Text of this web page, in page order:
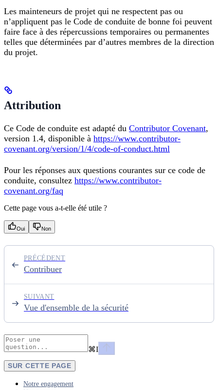
Les mainteneurs de projet qui ne respectent pas ou
n’appliquent pas le Code de conduite de bonne foi peuvent
faire face à des répercussions temporaires ou permanentes
telles que déterminées par d’autres membres de la direction
du projet.
Attribution
Ce Code de conduite est adapté du Contributor Covenant,
version 1.4, disponible à https://www.contributor-
covenant.org/version/1/4/code-of-conduct.html
Pour les réponses aux questions courantes sur ce code de
conduite, consultez https://www.contributor-
covenant.org/faq
Cette page vous a-t-elle été utile ?
Oui Non
Contribuer
PRÉCÉDENT
Vue d'ensemble de la sécurité
SUIVANT
⌘I
SUR CETTE PAGE
Notre engagement